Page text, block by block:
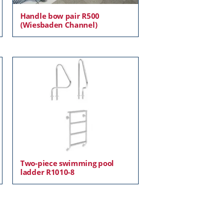
Handle bow pair R500
(Wiesbaden Channel)
Two-piece swimming pool
ladder R1010-8